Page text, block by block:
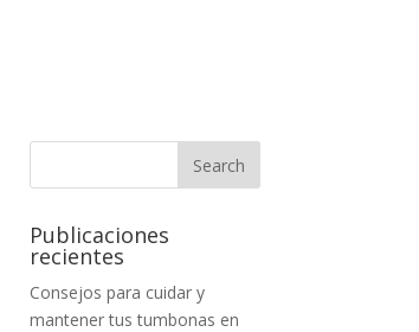
Publicaciones
recientes
Consejos para cuidar y
mantener tus tumbonas en